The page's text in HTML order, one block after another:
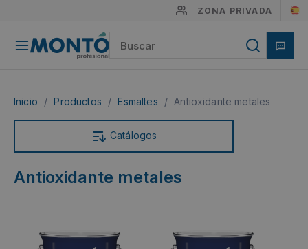
ZONA PRIVADA
Inicio / Productos / Esmaltes / Antioxidante metales
Catálogos
Antioxidante metales